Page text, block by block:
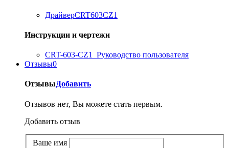
ДрайверCRT603CZ1
Инструкции и чертежи
CRT-603-CZ1_Руководство пользователя
Отзывы0
ОтзывыДобавить
Отзывов нет, Вы можете стать первым.
Добавить отзыв
Ваше имя